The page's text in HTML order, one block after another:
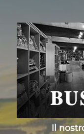
Il